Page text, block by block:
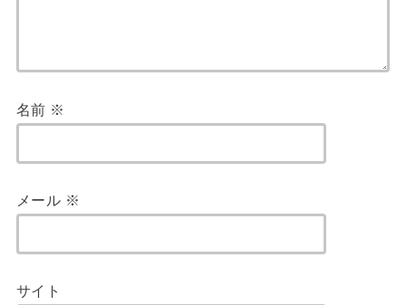
名前 ※
メール ※
サイト